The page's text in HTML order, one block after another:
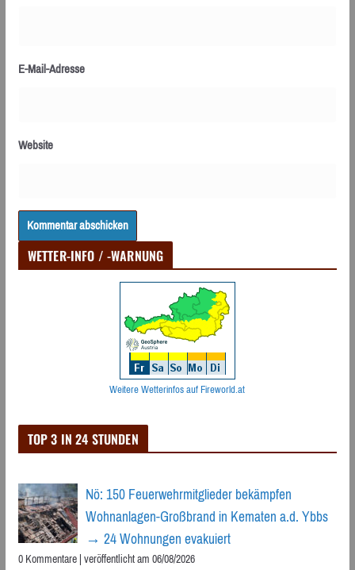
E-Mail-Adresse
Website
WETTER-INFO / -WARNUNG
Weitere Wetterinfos auf Fireworld.at
TOP 3 IN 24 STUNDEN
Nö: 150 Feuerwehrmitglieder bekämpfen
Wohnanlagen-Großbrand in Kematen a.d. Ybbs
→ 24 Wohnungen evakuiert
0 Kommentare|veröffentlicht am 06/08/2026